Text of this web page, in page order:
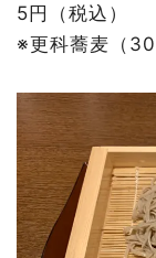
5円（税込）
※更科蕎麦（